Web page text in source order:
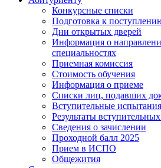
Конкурсные списки
Подготовка к
Дни открытых дверей
Информация о
специальностях
Приемная комиссия
Стоимость обучения
Информация о приеме
Списки лиц, подавших
Вступительные испытания
Результаты
Сведения о зачислении
Проходной балл 2025
Прием в ИСПО
Общежития